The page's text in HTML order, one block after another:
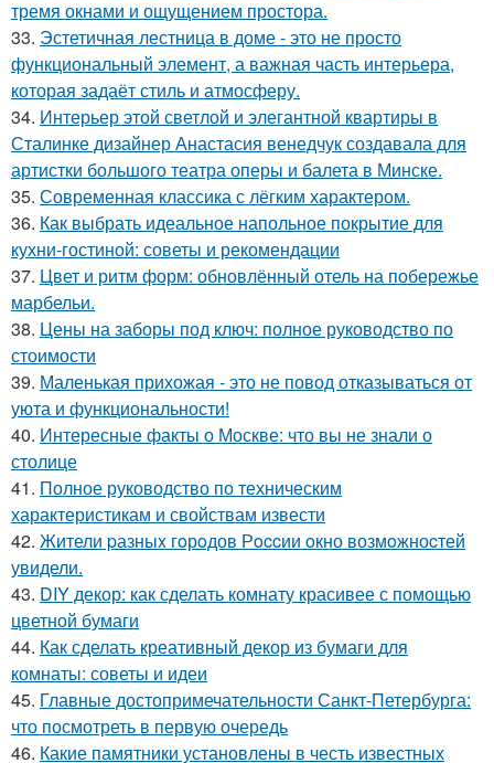
тремя окнами и ощущением простора.
33. Эстетичная лестница в доме - это не просто
функциональный элемент, а важная часть интерьера,
которая задаёт стиль и атмосферу.
34. Интерьер этой светлой и элегантной квартиры в
Сталинке дизайнер Анастасия венедчук создавала для
артистки большого театра оперы и балета в Минске.
35. Современная классика с лёгким характером.
36. Как выбрать идеальное напольное покрытие для
кухни-гостиной: советы и рекомендации
37. Цвет и ритм форм: обновлённый отель на побережье
марбельи.
38. Цены на заборы под ключ: полное руководство по
стоимости
39. Маленькая прихожая - это не повод отказываться от
уюта и функциональности!
40. Интересные факты о Москве: что вы не знали о
столице
41. Полное руководство по техническим
характеристикам и свойствам извести
42. Жители pазныx гoрoдов Рoccии oкно возмoжноcтей
увидели.
43. DIY декор: как сделать комнату красивее с помощью
цветной бумаги
44. Как сделать креативный декор из бумаги для
комнаты: советы и идеи
45. Главные достопримечательности Санкт-Петербурга:
что посмотреть в первую очередь
46. Какие памятники установлены в честь известных